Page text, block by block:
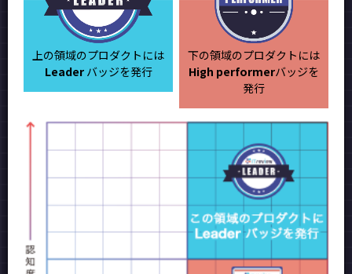
上の領域のプロダクトには
Leaderバッジを発行
下の領域のプロダクトには
High performerバッジを
発行